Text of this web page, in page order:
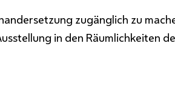
zugänglich zu
in den Räumlichkeiten